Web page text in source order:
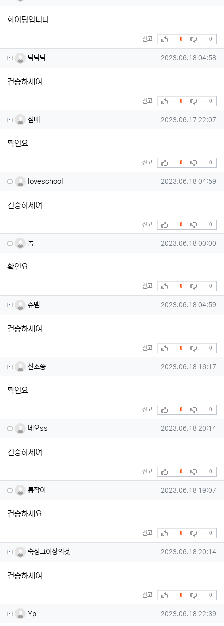
화이팅입니다
신고 추천
0 비추천
0
닥닥닥님의 댓글
닥닥닥 작성일
2023.06.18 04:58
건승하세여
신고 추천
0 비추천
0
심때님의 댓글
심때 작성일
2023.06.17 22:07
확인요
신고 추천
0 비추천
0
loveschool님의 댓글
loveschool 작성일
2023.06.18 04:59
건승하세여
신고 추천
0 비추천
0
놈님의 댓글
놈 작성일
2023.06.18 00:00
확인요
신고 추천
0 비추천
0
쥬뱀님의 댓글
쥬뱀 작성일
2023.06.18 04:59
건승하세여
신고 추천
0 비추천
0
산소쫑님의 댓글
산소쫑 작성일
2023.06.18 16:17
확인요
신고 추천
0 비추천
0
네오ss님의 댓글
네오ss 작성일
2023.06.18 20:14
건승하세여
신고 추천
0 비추천
0
룡작이님의 댓글
룡작이 작성일
2023.06.18 19:07
건승하세요
신고 추천
0 비추천
0
숙성그이상의것님의 댓글
숙성그이상의것 작성일
2023.06.18 20:14
건승하세여
신고 추천
0 비추천
0
Yp님의 댓글
Yp 작성일
2023.06.18 22:39